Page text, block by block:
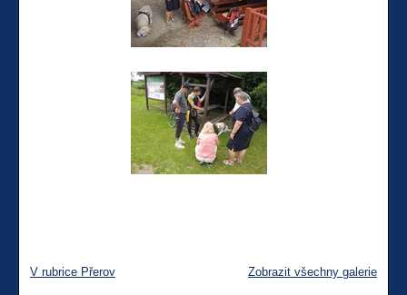
V rubrice Přerov Zobrazit všechny galerie